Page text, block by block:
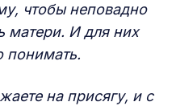
чтобы неповадно
матери. И для них
понимать.
на присягу, и с